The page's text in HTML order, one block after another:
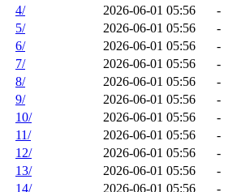
4/
2026-06-01 05:56
-
5/
2026-06-01 05:56
-
6/
2026-06-01 05:56
-
7/
2026-06-01 05:56
-
8/
2026-06-01 05:56
-
9/
2026-06-01 05:56
-
10/
2026-06-01 05:56
-
11/
2026-06-01 05:56
-
12/
2026-06-01 05:56
-
13/
2026-06-01 05:56
-
14/
2026-06-01 05:56
-